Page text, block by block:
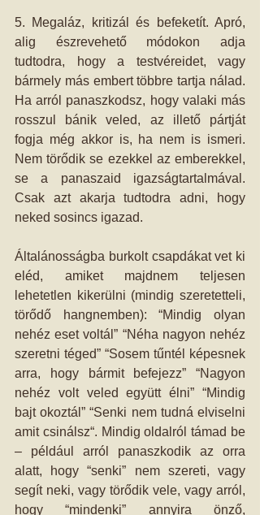
5. Megaláz, kritizál és befeketít. Apró,
alig észrevehető módokon adja
tudtodra, hogy a testvéreidet, vagy
bármely más embert többre tartja nálad.
Ha arról panaszkodsz, hogy valaki más
rosszul bánik veled, az illető pártját
fogja még akkor is, ha nem is ismeri.
Nem törődik se ezekkel az emberekkel,
se a panaszaid igazságtartalmával.
Csak azt akarja tudtodra adni, hogy
neked sosincs igazad.
Általánosságba burkolt csapdákat vet ki
eléd, amiket majdnem teljesen
lehetetlen kikerülni (mindig szeretetteli,
törődő hangnemben): “Mindig olyan
nehéz eset voltál” “Néha nagyon nehéz
szeretni téged” “Sosem tűntél képesnek
arra, hogy bármit befejezz” “Nagyon
nehéz volt veled együtt élni” “Mindig
bajt okoztál” “Senki nem tudná elviselni
amit csinálsz“. Mindig oldalról támad be
– például arról panaszkodik az orra
alatt, hogy “senki” nem szereti, vagy
segít neki, vagy törődik vele, vagy arról,
hogy “mindenki” annyira önző,